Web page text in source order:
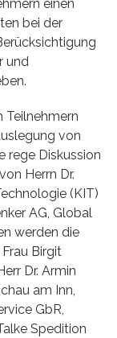
einen
bei der
und
Teilnehmern
von
rege Diskussion
Herrn Dr.
(KIT)
AG, Global
werden die
Birgit
Dr. Armin
am Inn,
GbR,
Spedition